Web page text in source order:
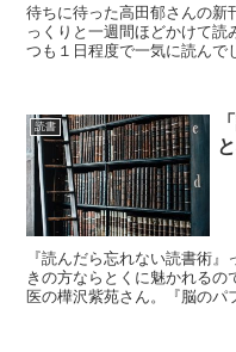
待ちに待った高田郁さんの新
っくりと一週間ほどかけて
つも１日程度で一気に読んで
待つ、ということを繰り返
読書
『読んだら忘れない読書術
きの方ならとくに魅かれる
医の樺沢紫苑さん。『脳のパ
時間術』『脳を最適化すれ